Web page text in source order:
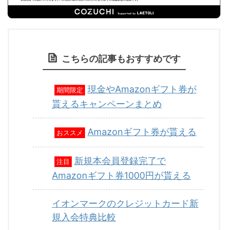
こちらの記事もおすすめです
期間限定
現金やAmazonギフト券が
貰えるキャンペーンまとめ
おススメ Amazonギフト券が貰える
注目
新規本会員登録完了で
Amazonギフト券1000円が貰える
イオンマークのクレジットカード新
規入会特典比較